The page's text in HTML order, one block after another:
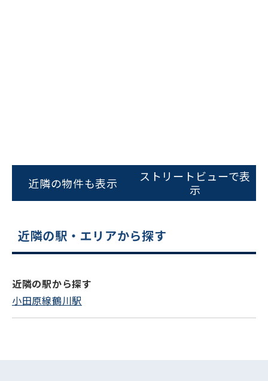
スムーズにご案内できます
0120-620-213
近隣の物件も表示
ストリートビューで表
示
近隣の駅・エリアから探す
近隣の駅から探す
小田原線鶴川駅